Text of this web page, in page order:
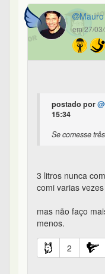
em 27/
postado por
15:34
Se comesse
3 litros nunca
comi varias
mas não faço
menos.
2